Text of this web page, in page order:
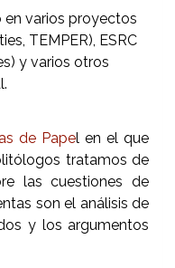
en varios proyectos
TEMPER), ESRC
y varios otros
de Papel en el que
tratamos de
las cuestiones de
son el análisis de
y los argumentos